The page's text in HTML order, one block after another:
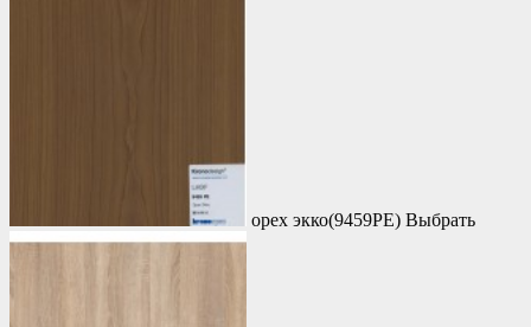
орех экко(9459PE) Выбрать